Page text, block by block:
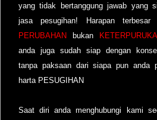
yang tidak bertanggung jawab yang
jasa pesugihan! Harapan
PERUBAHAN bukan
anda juga sudah siap dengan
tanpa paksaan dari siapa pun anda
harta PESUGIHAN
Saat diri anda menghubungi kami